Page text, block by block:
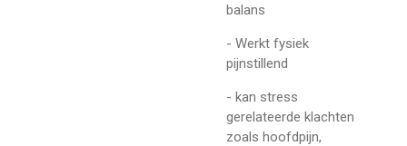
balans
- Werkt fysiek
pijnstillend
- kan stress
gerelateerde klachten
zoals hoofdpijn,